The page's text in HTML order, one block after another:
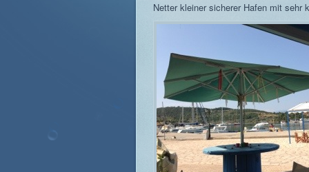
Netter kleiner sicherer Hafen mit sehr